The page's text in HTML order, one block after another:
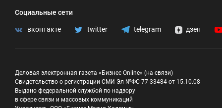
Социальные сети
вконтакте twitter telegram дзен
Деловая электронная газета «Бизнес Online» (на связи)
Свидетельство о регистрации СМИ Эл №ФС 77-33484 от 15.10.08
Выдано федеральной службой по надзору
в сфере связи и массовых коммуникаций